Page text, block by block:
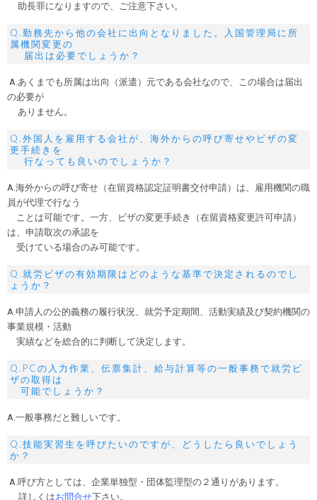
助長罪になりますので、ご注意下さい。
Q.勤務先から他の会社に出向となりました。入国管理局に所
属機関変更の
届出は必要でしょうか？
A.あくまでも所属は出向（派遣）元である会社なので、この場合は届出
の必要が
ありません。
Q.外国人を雇用する会社が、海外からの呼び寄せやビザの変
更手続きを
行なっても良いのでしょうか？
A.海外からの呼び寄せ（在留資格認定証明書交付申請）は、雇用機関の職
員が代理で行なう
ことは可能です。一方、ビザの変更手続き（在留資格変更許可申請）
は、申請取次の承認を
受けている場合のみ可能です。
Q.就労ビザの有効期限はどのような基準で決定されるのでし
ょうか？
A.申請人の公的義務の履行状況、就労予定期間、活動実績及び契約機関の
事業規模・活動
実績などを総合的に判断して決定します。
Q.PCの入力作業、伝票集計、給与計算等の一般事務で就労ビ
ザの取得は
可能でしょうか？
A.一般事務だと難しいです。
Q.技能実習生を呼びたいのですが、どうしたら良いでしょう
か？
A.呼び方としては、企業単独型・団体監理型の２通りがあります。
詳しくはお問合せ下さい。